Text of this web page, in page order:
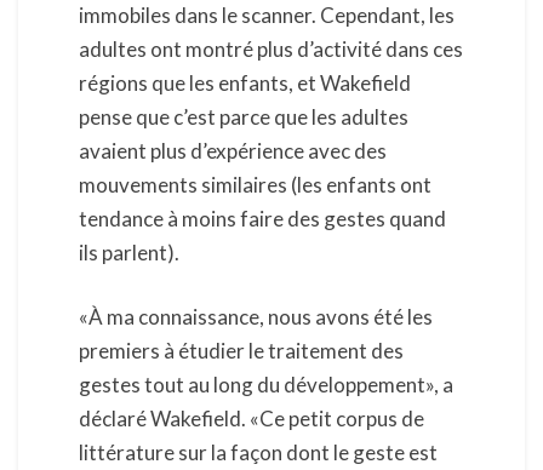
immobiles dans le scanner. Cependant, les
adultes ont montré plus d’activité dans ces
régions que les enfants, et Wakefield
pense que c’est parce que les adultes
avaient plus d’expérience avec des
mouvements similaires (les enfants ont
tendance à moins faire des gestes quand
ils parlent).
«À ma connaissance, nous avons été les
premiers à étudier le traitement des
gestes tout au long du développement», a
déclaré Wakefield. «Ce petit corpus de
littérature sur la façon dont le geste est